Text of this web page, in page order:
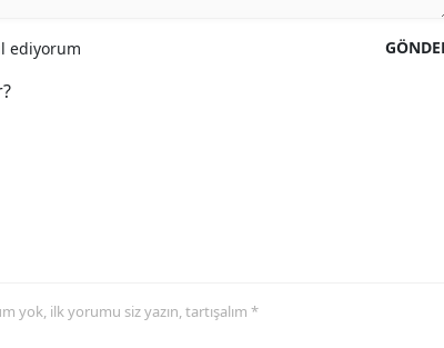
ediyorum
yok, ilk yorumu siz yazın, tartışalım *